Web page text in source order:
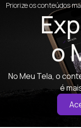
Priorize os conteúdos
o
No Meu Tela, o
é